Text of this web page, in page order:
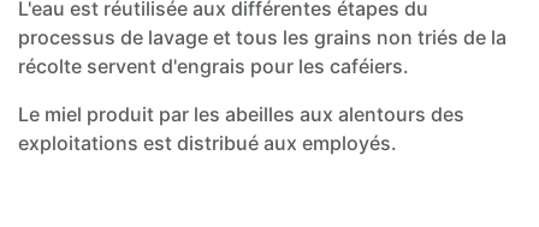
L'eau est réutilisée aux différentes étapes du
processus de lavage et tous les grains non triés de la
récolte servent d'engrais pour les caféiers.
Le miel produit par les abeilles aux alentours des
exploitations est distribué aux employés.